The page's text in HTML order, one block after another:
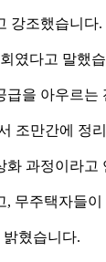
강조했습니다.
였다고 말했
을 아우르는
조만간에
화 과정이라고
무주택자들
혔습니다.